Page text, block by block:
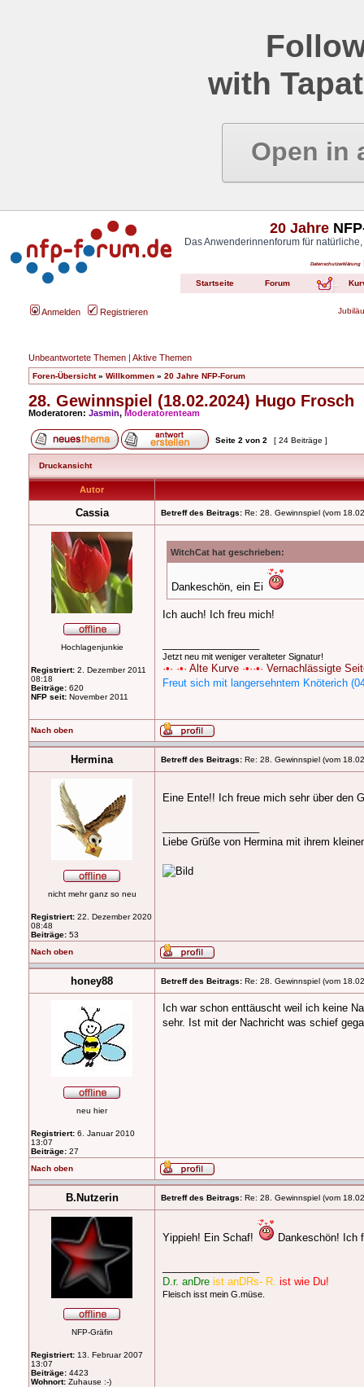
with
Open in
20 Jahre
Das Anwenderinnenforum für
Datenschutzerklärung
Startseite Forum
Anmelden Registrieren
Unbeantwortete Themen | Aktive Themen
Foren-Übersicht» Willkommen » 20 Jahre NFP-Forum
28. Gewinnspiel (18.02.2024) Hugo Frosch
Moderatoren: Jasmin, Moderatorenteam
Seite 2 von 2 [ 24 Beiträge ]
Druckansicht
Autor
Cassia Betreff des Beitrags: Re: 28. Gewinnspiel (vom
Hochlagenjunkie
Registriert: 2. Dezember 2011
08:18
Beiträge: 620
NFP seit: November 2011
WitchCat hat geschrieben:
Dankeschön, ein Ei
Ich auch! Ich freu mich!
Jetzt neu mit weniger veralteter Signatur!
·•· ·•· Alte Kurve ·•··•· Vernachlässigte
Freut sich mit langersehntem Knöterich
Nach oben
Hermina Betreff des Beitrags: Re: 28. Gewinnspiel (vom
nicht mehr ganz so neu
Registriert: 22. Dezember 2020
08:48
Beiträge: 53
Eine Ente!! Ich freue mich sehr über den
Liebe Grüße von Hermina mit ihrem
Nach oben
honey88 Betreff des Beitrags: Re: 28. Gewinnspiel (vom
neu hier
Registriert: 6. Januar 2010
13:07
Beiträge: 27
Ich war schon enttäuscht weil ich keine
sehr. Ist mit der Nachricht was schief
Nach oben
B.Nutzerin Betreff des Beitrags: Re: 28. Gewinnspiel (vom
NFP-Gräfin
Registriert: 13. Februar 2007
13:07
Beiträge: 4423
Wohnort: Zuhause :-)
Yippieh! Ein Schaf! Dankeschön! Ich
D.r. anDre ist anDRs- R. ist wie Du!
Fleisch isst mein G.müse.